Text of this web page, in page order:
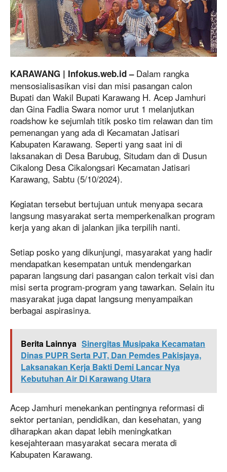
KARAWANG | Infokus.web.id –Dalam rangka
mensosialisasikan visi dan misi pasangan calon
Bupati dan Wakil Bupati Karawang H. Acep Jamhuri
dan Gina Fadlia Swara nomor urut 1 melanjutkan
roadshow ke sejumlah titik posko tim relawan dan tim
pemenangan yang ada di Kecamatan Jatisari
Kabupaten Karawang. Seperti yang saat ini di
laksanakan di Desa Barubug, Situdam dan di Dusun
Cikalong Desa Cikalongsari Kecamatan Jatisari
Karawang, Sabtu (5/10/2024).
Kegiatan tersebut bertujuan untuk menyapa secara
langsung masyarakat serta memperkenalkan program
kerja yang akan di jalankan jika terpilih nanti.
Setiap posko yang dikunjungi, masyarakat yang hadir
mendapatkan kesempatan untuk mendengarkan
paparan langsung dari pasangan calon terkait visi dan
misi serta program-program yang tawarkan. Selain itu
masyarakat juga dapat langsung menyampaikan
berbagai aspirasinya.
Berita Lainnya Sinergitas Musipaka Kecamatan
Dinas PUPR Serta PJT, Dan Pemdes Pakisjaya,
Laksanakan Kerja Bakti Demi Lancar Nya
Kebutuhan Air Di Karawang Utara
Acep Jamhuri menekankan pentingnya reformasi di
sektor pertanian, pendidikan, dan kesehatan, yang
diharapkan akan dapat lebih meningkatkan
kesejahteraan masyarakat secara merata di
Kabupaten Karawang.